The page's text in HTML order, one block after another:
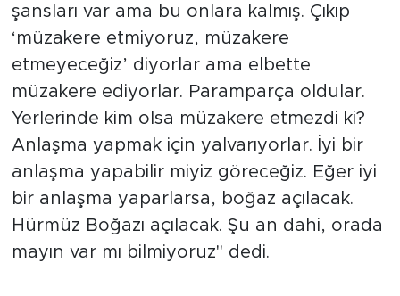
şansları var ama bu onlara kalmış. Çıkıp
‘müzakere etmiyoruz, müzakere
etmeyeceğiz’ diyorlar ama elbette
müzakere ediyorlar. Paramparça oldular.
Yerlerinde kim olsa müzakere etmezdi ki?
Anlaşma yapmak için yalvarıyorlar. İyi bir
anlaşma yapabilir miyiz göreceğiz. Eğer iyi
bir anlaşma yaparlarsa, boğaz açılacak.
Hürmüz Boğazı açılacak. Şu an dahi, orada
mayın var mı bilmiyoruz" dedi.